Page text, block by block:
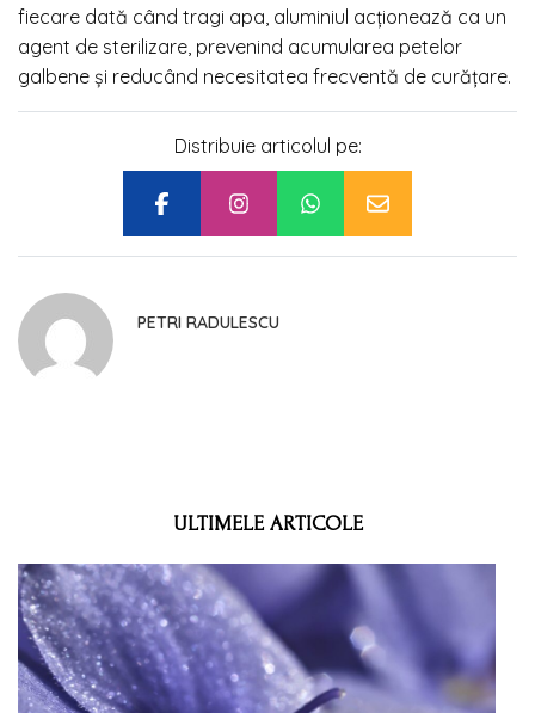
fiecare dată când tragi apa, aluminiul acționează ca un
agent de sterilizare, prevenind acumularea petelor
galbene și reducând necesitatea frecventă de curățare.
Distribuie articolul pe:
PETRI RADULESCU
ULTIMELE ARTICOLE